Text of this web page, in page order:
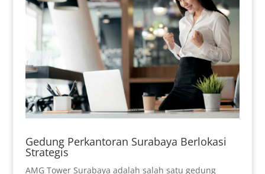
Gedung Perkantoran Surabaya Berlokasi
Strategis
AMG Tower Surabaya adalah salah satu gedung